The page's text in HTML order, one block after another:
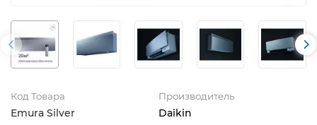
Код Товара
Emura Silver
Производитель
Daikin